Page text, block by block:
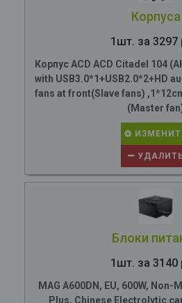
Корпуса
1шт. за 3297
Корпус ACD ACD Citadel 104
with USB3.0*1+USB2.0*2+HD
fans at front(Slave fans)
(Master
Блоки
1шт. за 3140
MAG A600DN, EU, 600W,
Plus, Chinese Electrolytic